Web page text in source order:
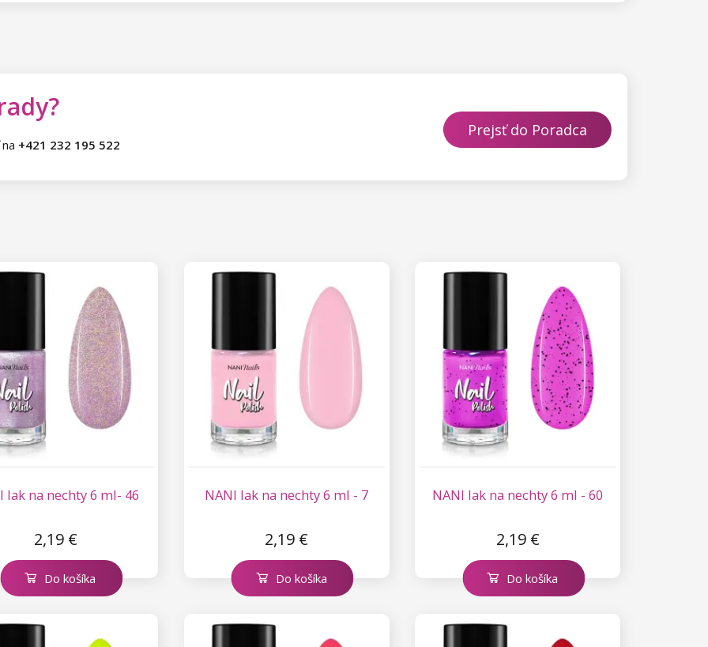
+421 232 195 522
Prejsť do Poradca
lak na nechty 6 ml- 46
2,19 €
Do košíka
NANI lak na nechty 6 ml - 7
2,19 €
Do košíka
NANI lak na nechty 6 ml - 60
2,19 €
Do košíka